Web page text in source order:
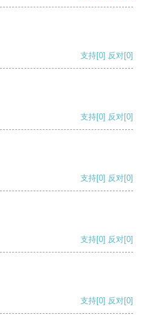
支持[0] 反对[0]
支持[0] 反对[0]
支持[0] 反对[0]
支持[0] 反对[0]
支持[0] 反对[0]